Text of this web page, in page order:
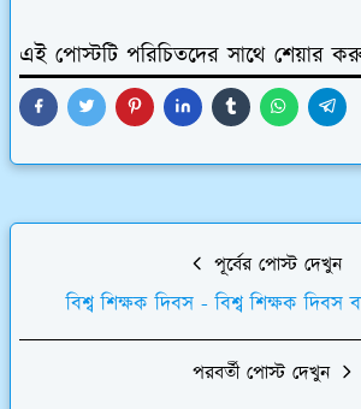
এই পোস্টটি পরিচিতদের সাথে শেয়ার
পূর্বের পোস্ট দেখুন
বিশ্ব শিক্ষক দিবস - বিশ্ব শিক্ষক দিবস
পরবর্তী পোস্ট দেখুন